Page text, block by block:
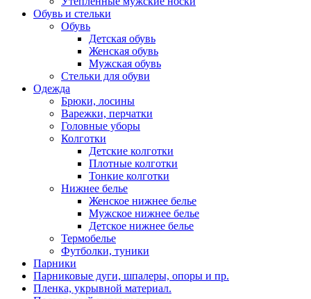
Обувь и стельки
Обувь
Детская обувь
Женская обувь
Мужская обувь
Стельки для обуви
Одежда
Брюки, лосины
Варежки, перчатки
Головные уборы
Колготки
Детские колготки
Плотные колготки
Тонкие колготки
Нижнее белье
Женское нижнее белье
Мужское нижнее белье
Детское нижнее белье
Термобелье
Футболки, туники
Парники
Парниковые дуги, шпалеры, опоры и пр.
Пленка, укрывной материал.